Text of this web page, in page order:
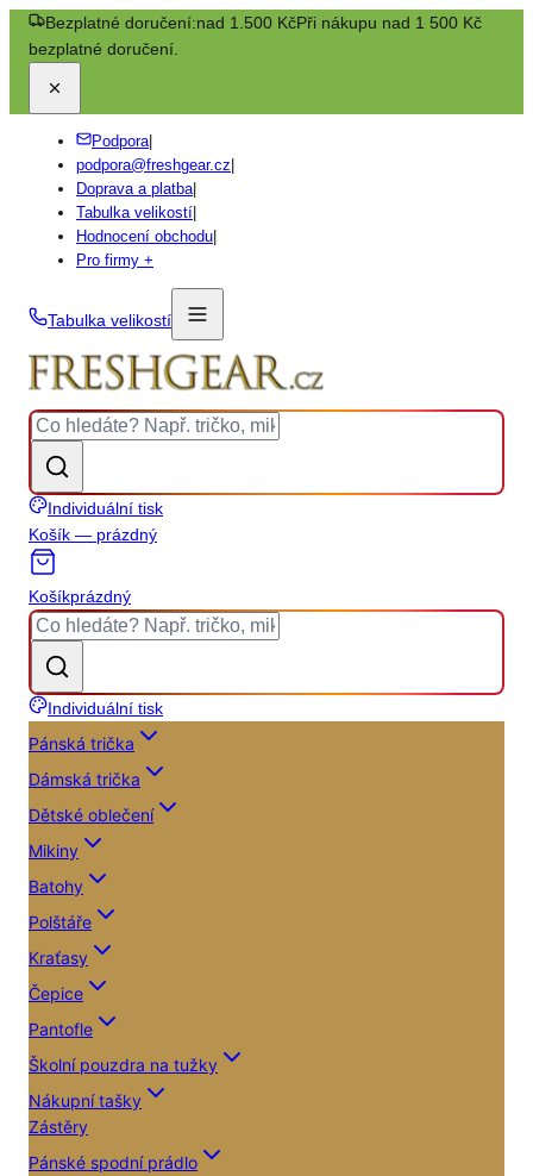
Bezplatné doručení:nad 1.500 KčPři nákupu nad 1 500 Kč
bezplatné doručení.
Podpora|
podpora@freshgear.cz
Doprava a platba|
Tabulka velikostí
Hodnocení obchodu
Pro firmy +
Tabulka velikostí
Individuální tisk
Košík — prázdný
Košíkprázdný
Individuální tisk
Pánská trička
Dámská trička
Dětské oblečení
Mikiny
Batohy
Polštáře
Kraťasy
Čepice
Pantofle
Školní pouzdra na tužky
Nákupní tašky
Zástěry
Pánské spodní prádlo